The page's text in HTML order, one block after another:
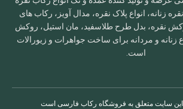
زنانه، انواع پلاک نقره، مدال آویز، رکاب های
نقره، بدل طرح طلاسفید، مان استیل، روکش
زنانه و مردانه برای ساخت جواهرات و زیورالات
است.
سایت متعلق به فروشگاه رکاب فارسی است